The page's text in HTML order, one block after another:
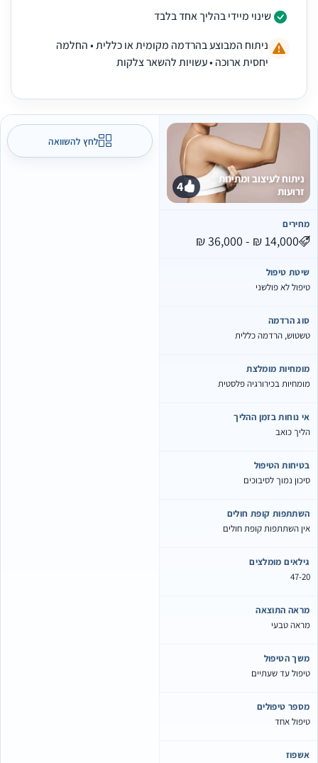
שינוי מיידי בהליך אחד בלבד
ניתוח המבוצע בהרדמה מקומית או כללית • החלמה
יחסית ארוכה • עשויות להשאר צלקות
לחץ להשוואה
ניתוח לעיצוב ומתיחת
זרועות
4
‏14,000 ₪ - ‏36,000 ₪
טיפול
לא פולשני
הרדמה
הרדמה כללית
מומלצת
בכירורגיה פלסטית
נוחות בזמן ההליך
כואב
הטיפול
נמוך לסיבוכים
קופת חולים
השתתפות קופת חולים
מומלצים
47-
התוצאה
טבעי
הטיפול
עד שעתיים
טיפולים
אחד